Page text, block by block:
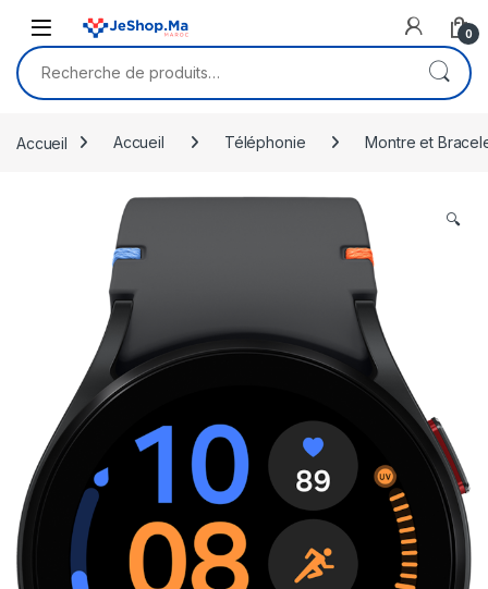
0
Recherche pour :
Accueil Accueil Téléphonie Montre et
🔍